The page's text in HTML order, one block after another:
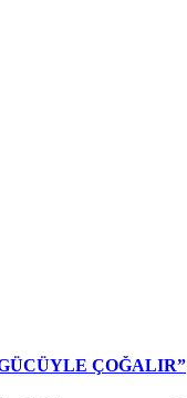
ÇOĞALIR”